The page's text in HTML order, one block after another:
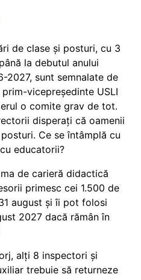
de clase și posturi, cu 3
la debutul anului
2027, sunt semnalate de
prim-vicepreședinte USLI
o comite grav de tot.
disperați că oamenii
Ce se întâmplă cu
educatorii?
de carieră didactică
primesc cei 1.500 de
august și îi pot folosi
2027 dacă rămân în
alți 8 inspectori și
trebuie să returneze